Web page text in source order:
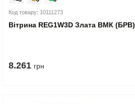
Код товару: 10111273
Вітрина REG1W3D Злата ВМК (БРВ)
8.261 грн